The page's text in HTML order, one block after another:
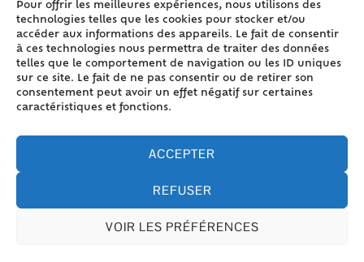
Pour offrir les meilleures expériences, nous utilisons des
technologies telles que les cookies pour stocker et/ou
accéder aux informations des appareils. Le fait de consentir
à ces technologies nous permettra de traiter des données
telles que le comportement de navigation ou les ID uniques
sur ce site. Le fait de ne pas consentir ou de retirer son
consentement peut avoir un effet négatif sur certaines
caractéristiques et fonctions.
ACCEPTER
REFUSER
VOIR LES PRÉFÉRENCES
ACCÈS RAPIDE
Accueil
Contact
Plan du site
Mentions légales
Politique de cookies (UE)